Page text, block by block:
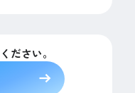
ださい。